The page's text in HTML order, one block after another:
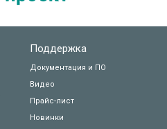
Поддержка
Документация и ПО
Видео
Прайс-лист
Новинки